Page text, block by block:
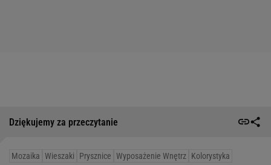
Dziękujemy za przeczytanie
Mozaika Wieszaki Prysznice Wyposażenie Wnętrz Kolorystyka